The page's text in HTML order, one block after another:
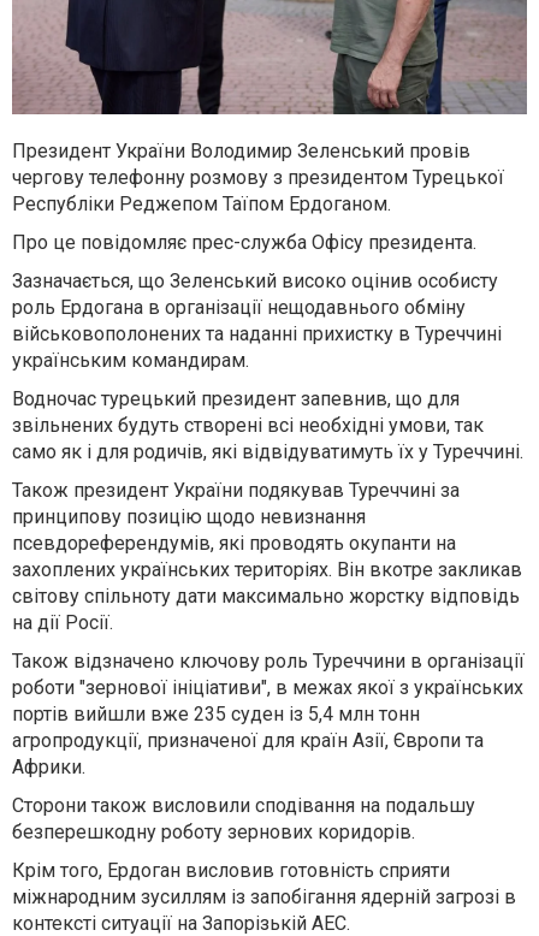
Президент України Володимир Зеленський провів
чергову телефонну розмову з президентом Турецької
Республіки Реджепом Таїпом Ердоганом.
Про це повідомляє прес-служба Офісу президента.
Зазначається, що Зеленський високо оцінив особисту
роль Ердогана в організації нещодавнього обміну
військовополонених та наданні прихистку в Туреччині
українським командирам.
Водночас турецький президент запевнив, що для
звільнених будуть створені всі необхідні умови, так
само як і для родичів, які відвідуватимуть їх у Туреччині.
Також президент України подякував Туреччині за
принципову позицію щодо невизнання
псевдореферендумів, які проводять окупанти на
захоплених українських територіях. Він вкотре закликав
світову спільноту дати максимально жорстку відповідь
на дії Росії.
Також відзначено ключову роль Туреччини в організації
роботи "зернової ініціативи", в межах якої з українських
портів вийшли вже 235 суден із 5,4 млн тонн
агропродукції, призначеної для країн Азії, Європи та
Африки.
Сторони також висловили сподівання на подальшу
безперешкодну роботу зернових коридорів.
Крім того, Ердоган висловив готовність сприяти
міжнародним зусиллям із запобігання ядерній загрозі в
контексті ситуації на Запорізькій АЕС.